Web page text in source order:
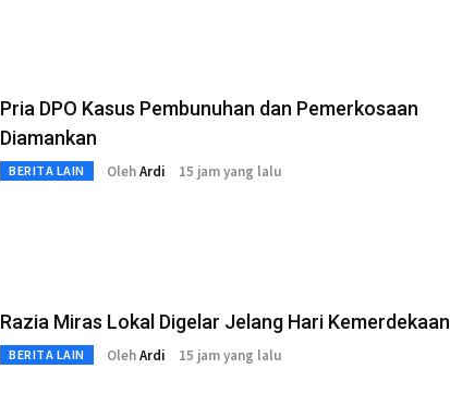
Pria DPO Kasus Pembunuhan dan Pemerkosaan
Diamankan
BERITA LAIN OlehArdi 15 jam yang lalu
Razia Miras Lokal Digelar Jelang Hari Kemerdekaan
BERITA LAIN OlehArdi 15 jam yang lalu